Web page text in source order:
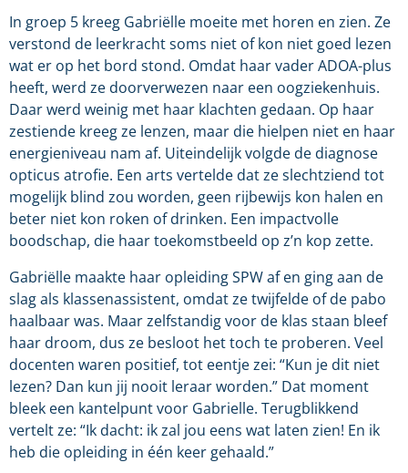
In groep 5 kreeg Gabriëlle moeite met horen en zien. Ze
verstond de leerkracht soms niet of kon niet goed lezen
wat er op het bord stond. Omdat haar vader ADOA-plus
heeft, werd ze doorverwezen naar een oogziekenhuis.
Daar werd weinig met haar klachten gedaan. Op haar
zestiende kreeg ze lenzen, maar die hielpen niet en haar
energieniveau nam af. Uiteindelijk volgde de diagnose
opticus atrofie. Een arts vertelde dat ze slechtziend tot
mogelijk blind zou worden, geen rijbewijs kon halen en
beter niet kon roken of drinken. Een impactvolle
boodschap, die haar toekomstbeeld op z’n kop zette.
Gabriëlle maakte haar opleiding SPW af en ging aan de
slag als klassenassistent, omdat ze twijfelde of de pabo
haalbaar was. Maar zelfstandig voor de klas staan bleef
haar droom, dus ze besloot het toch te proberen. Veel
docenten waren positief, tot eentje zei: “Kun je dit niet
lezen? Dan kun jij nooit leraar worden.” Dat moment
bleek een kantelpunt voor Gabrielle. Terugblikkend
vertelt ze: “Ik dacht: ik zal jou eens wat laten zien! En ik
heb die opleiding in één keer gehaald.”